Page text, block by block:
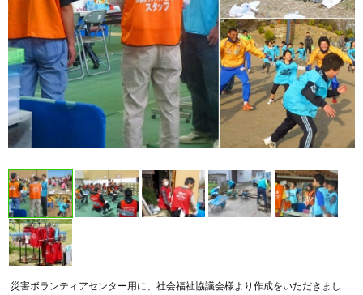
災害ボランティアセンター用に、社会福祉協議会様より作成をいただきまし